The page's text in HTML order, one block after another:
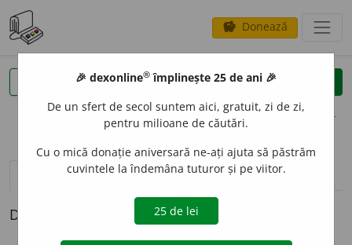
savings Donează
clear
opțiuni
definiții (1) pronunțievolume_up (50)
Definiția cu ID-ul 559609:
🎉 dexonline® împlinește 25 de ani 🎉
De un sfert de secol suntem aici, gratuit, zi de zi,
pentru milioane de căutări.
Cu o mică donație aniversară ne-ați ajuta să păstrăm
cuvintele la îndemâna tuturor și pe viitor.